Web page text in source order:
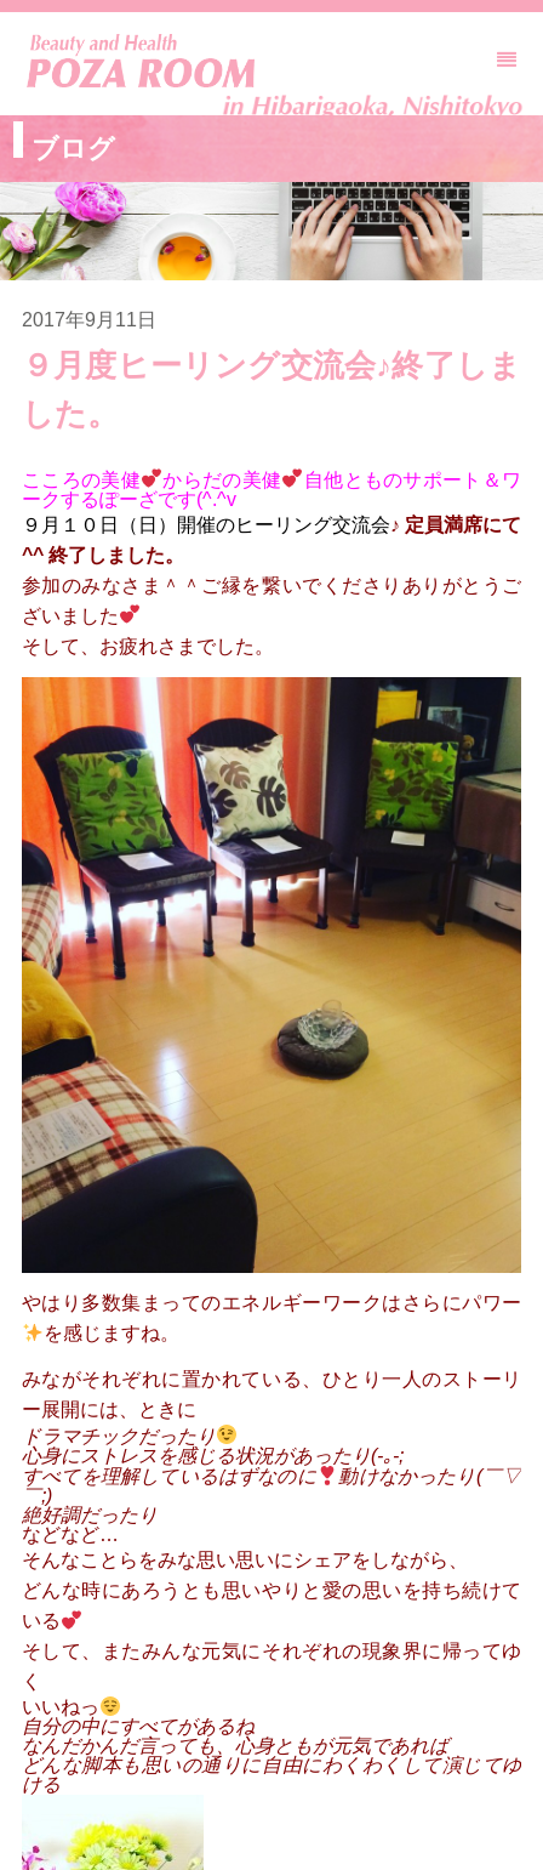
ブログ
2017年9月11日
９月度ヒーリング交流会♪終了しま
した。
こころの美健 からだの美健
自他とものサポート＆ワ
ークするぽーざです(^.^v
９月１０日（日）開催のヒーリング交流会♪ 定員満席にて
^^ 終了しました。
参加のみなさま＾＾ご縁を繋いでくださりありがとうご
ざいました
そして、お疲れさまでした。
やはり多数集まってのエネルギーワークはさらにパワー
を感じますね。
みながそれぞれに置かれている、ひとり一人のストーリ
ー展開には、ときに
ドラマチックだったり
心身にストレスを感じる状況があったり(-｡-;
すべてを理解しているはずなのに
動けなかったり(￣▽
￣;)
絶好調だったり
などなど…
そんなことらをみな思い思いにシェアをしながら、
どんな時にあろうとも思いやりと愛の思いを持ち続けて
いる
そして、またみんな元気にそれぞれの現象界に帰ってゆ
く
いいねっ
自分の中にすべてがあるね
なんだかんだ言っても、心身ともが元気であれば
どんな脚本も思いの通りに自由にわくわくして演じてゆ
ける